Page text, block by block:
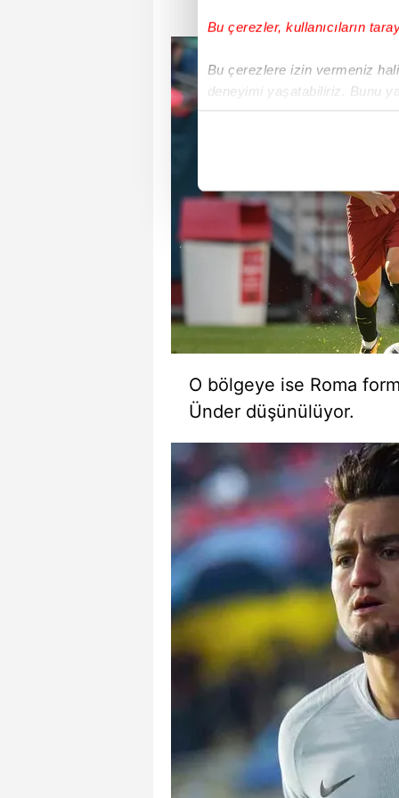
Bu çerezler, kullanıcıların
Bu çerezlere izin vermeniz
deneyimi yaşatabiliriz. Bunu
içerikleri sunabilmek adına
Sizlere daha iyi bir hizmet
çerezler vasıtasıyla çeşitli
amacıyla kullanılmaktadır.
reklam/pazarlama
Çerezlere ilişkin tercihlerinizi
butonuna tıklayabilir,Çerez
6698 sayılı Kişisel Verilerin
mevzuata uygun olarak
O bölgeye ise Roma
Ünder düşünülüyor.